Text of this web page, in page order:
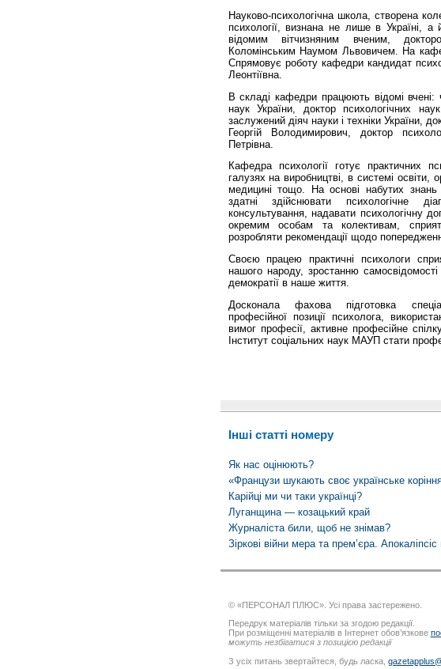
Науково-психологічна школа, створена
психології, визнана не лише в Україні,
відомим вітчизняним вченим,
Коломінським Наумом Львовичем. На
Спрямовує роботу кафедри кандидат
Леонтіївна.
В складі кафедри працюють відомі вчені:
наук України, доктор психологічних
заслужений діяч науки і техніки України,
Георгій Володимирович, доктор
Петрівна.
Кафедра психології готує практичних
галузях на виробництві, в системі освіти,
медицині тощо. На основі набутих
здатні здійснювати психологічне
консультування, надавати психологічну
окремим особам та колективам,
розробляти рекомендації щодо
Своєю працею практичні психологи
нашого народу, зростанню
демократії в наше життя.
Досконала фахова підготовка
професійної позиції психолога,
вимог професії, активне професійне
Інститут соціальних наук МАУП стати
Інші статті номеру
Як нас оцінюють?
«Французи шукають своє українське
Карійці ми чи таки українці?
Луганщина — козацький край
Журналіста били, щоб не знімав?
Зіркові війни мера та прем’єра. Апокаліпсіс
© «ПЕРСОНАЛ ПЛЮС». Усі права застережено.
Передрук матеріалів тільки за згодою редакції.
При розміщенні матеріалів в Інтернет обов’язкове
можуть незбігатися з позицією редакції
З усіх питань звертайтеся, будь ласка,